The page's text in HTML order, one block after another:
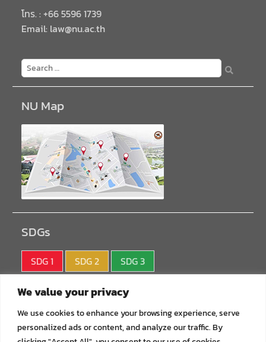
We value your privacy
We use cookies to enhance your browsing experience, serve
personalized ads or content, and analyze our traffic. By
โทร. : +66 5596 1739
Email: law@nu.ac.th
NU Map
SDGs
SDG 1 SDG 2
SDG 3
SDG 4
SDG 7
SDG 8
SDG 9
SDG10
SDG11 SDG12